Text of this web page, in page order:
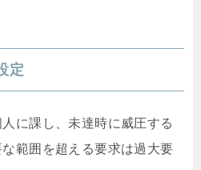
定
に課し、未達時に威圧する
範囲を超える要求は過大要